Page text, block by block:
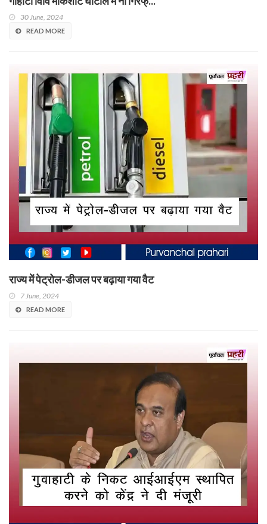
30 June, 2024
READ MORE
राज्य में पेट्रोल-डीजल पर बढ़ाया गया वैट
7 June, 2024
READ MORE